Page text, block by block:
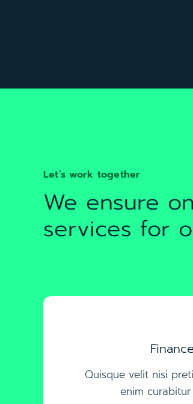
Let’s work together
We ensure
services for
Quisque velit nisi
enim